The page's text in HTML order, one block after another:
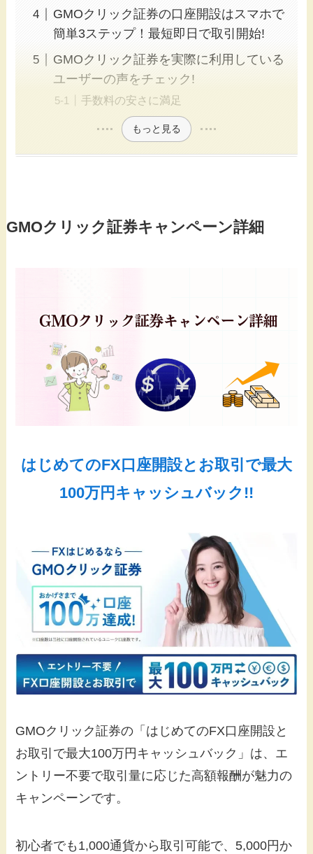
GMOクリック証券の口座開設はスマホで
簡単3ステップ！最短即日で取引開始!
GMOクリック証券を実際に利用している
ユーザーの声をチェック!
手数料の安さに満足
もっと見る
GMOクリック証券キャンペーン詳細
はじめてのFX口座開設とお取引で最大
100万円キャッシュバック!!
GMOクリック証券の「はじめてのFX口座開設と
お取引で最大100万円キャッシュバック」は、エ
ントリー不要で取引量に応じた高額報酬が魅力の
キャンペーンです。
初心者でも1,000通貨から取引可能で、5,000円か